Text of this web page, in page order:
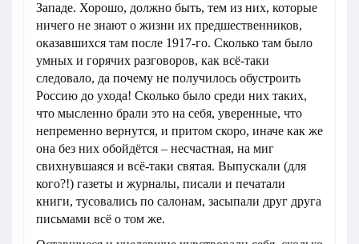
Западе. Хорошо, должно быть, тем из них, которые
ничего не знают о жизни их предшественников,
оказавшихся там после 1917-го. Сколько там было
умных и горячих разговоров, как всё-таки
следовало, да почему не получилось обустроить
Россию до ухода! Сколько было среди них таких,
что мысленно брали это на себя, уверенные, что
непременно вернутся, и притом скоро, иначе как же
она без них обойдётся – несчастная, на миг
свихнувшаяся и всё-таки святая. Выпускали (для
кого?!) газеты и журналы, писали и печатали
книги, тусовались по салонам, засыпали друг друга
письмами всё о том же.